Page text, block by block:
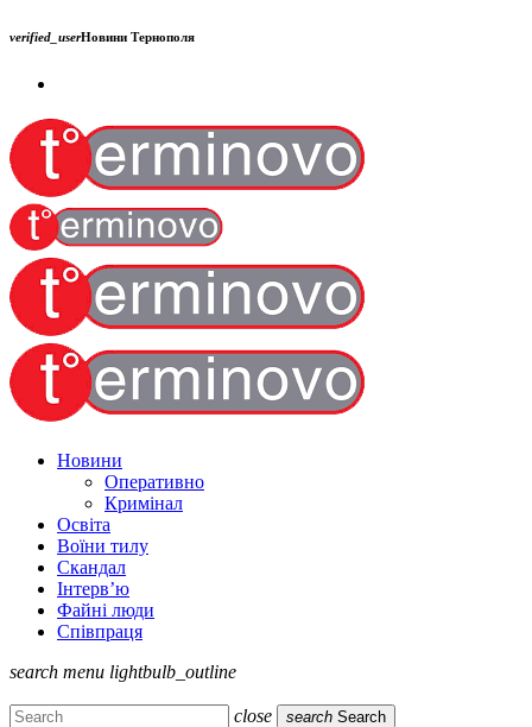
verified_userНовини Тернополя
Новини
Оперативно
Кримінал
Освіта
Воїни тилу
Скандал
Інтерв’ю
Файні люди
Співпраця
search menu lightbulb_outline
close search Search